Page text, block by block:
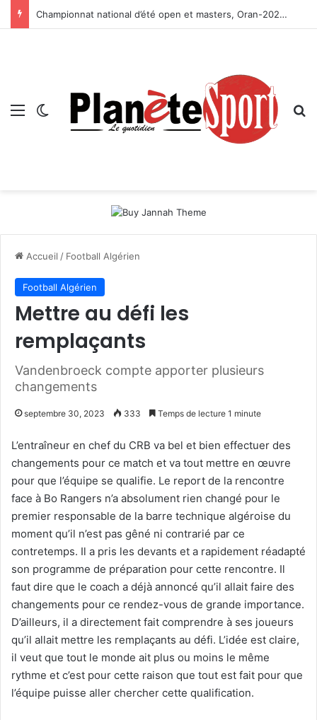
Championnat national d’été open et masters, Oran-2026 — Le CRB s’adjuge le titre
Menu Switch skin
Accueil / Football Algérien
Football Algérien
Mettre au défi les
remplaçants
Vandenbroeck compte apporter plusieurs
changements
septembre 30, 2023 333 Temps de lecture 1 minute
L’entraîneur en chef du CRB va bel et bien effectuer des
changements pour ce match et va tout mettre en œuvre
pour que l’équipe se qualifie. Le report de la rencontre
face à Bo Rangers n’a absolument rien changé pour le
premier responsable de la barre technique algéroise du
moment qu’il n’est pas gêné ni contrarié par ce
contretemps. Il a pris les devants et a rapidement réadapté
son programme de préparation pour cette rencontre. Il
faut dire que le coach a déjà annoncé qu’il allait faire des
changements pour ce rendez-vous de grande importance.
D’ailleurs, il a directement fait comprendre à ses joueurs
qu’il allait mettre les remplaçants au défi. L’idée est claire,
il veut que tout le monde ait plus ou moins le même
rythme et c’est pour cette raison que tout est fait pour que
l’équipe puisse aller chercher cette qualification.